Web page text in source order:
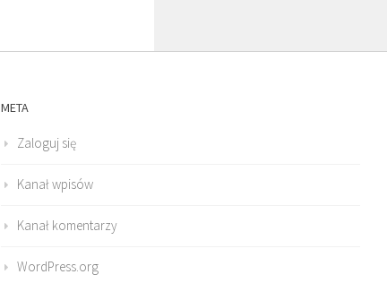
META
Zaloguj się
Kanał wpisów
Kanał komentarzy
WordPress.org